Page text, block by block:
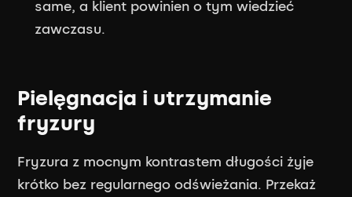
same, a klient powinien o tym wiedzieć
zawczasu.
Pielęgnacja i utrzymanie
fryzury
Fryzura z mocnym kontrastem długości żyje
krótko bez regularnego odświeżania. Przekaż